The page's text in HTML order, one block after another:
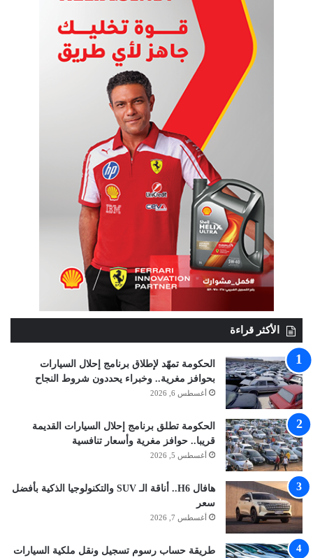
الأكثر قراءة
الحكومة تمهّد لإطلاق برنامج إحلال السيارات
بحوافز مغرية.. وخبراء يحددون شروط النجاح
أغسطس 6, 2026
الحكومة تطلق برنامج إحلال السيارات القديمة
قريبا.. حوافز مغرية وأسعار تنافسية
أغسطس 5, 2026
هافال H6.. أناقة الـ SUV والتكنولوجيا الذكية بأفضل
سعر
أغسطس 7, 2026
طريقة حساب رسوم تسجيل ونقل ملكية السيارات